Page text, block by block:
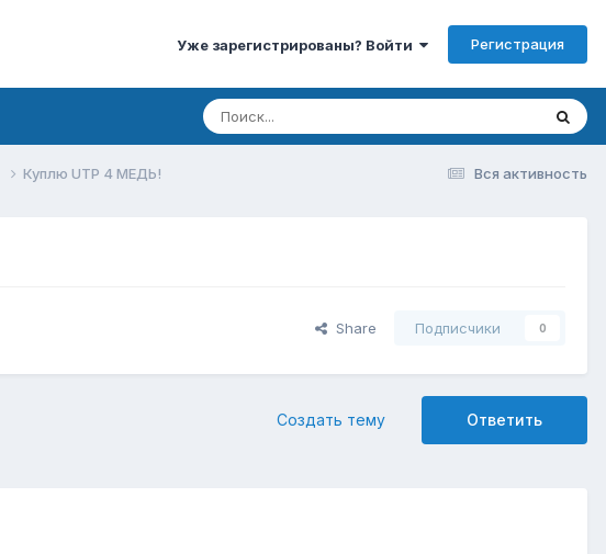
Уже зарегистрированы? Войти Регистрация
Вся активность
Куплю UTP 4 МЕДЬ!
Share Подписчики 0
Ответить
Создать тему